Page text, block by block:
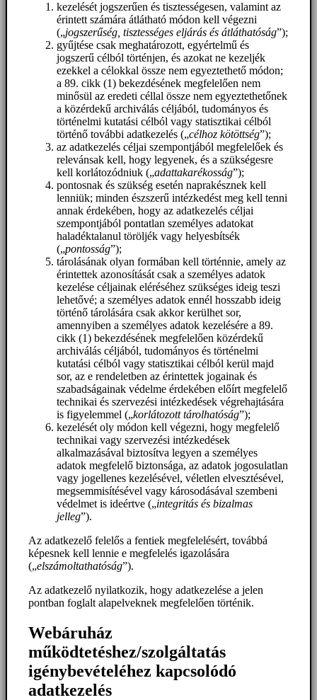
kezelését jogszerűen és tisztességesen, valamint az
érintett számára átlátható módon kell végezni
(„jogszerűség, tisztességes eljárás és átláthatóság”);
gyűjtése csak meghatározott, egyértelmű és
jogszerű célból történjen, és azokat ne kezeljék
ezekkel a célokkal össze nem egyeztethető módon;
a 89. cikk (1) bekezdésének megfelelően nem
minősül az eredeti céllal össze nem egyeztethetőnek
a közérdekű archiválás céljából, tudományos és
történelmi kutatási célból vagy statisztikai célból
történő további adatkezelés („célhoz kötöttség”);
az adatkezelés céljai szempontjából megfelelőek és
relevánsak kell, hogy legyenek, és a szükségesre
kell korlátozódniuk („adattakarékosság”);
pontosnak és szükség esetén naprakésznek kell
lenniük; minden észszerű intézkedést meg kell tenni
annak érdekében, hogy az adatkezelés céljai
szempontjából pontatlan személyes adatokat
haladéktalanul töröljék vagy helyesbítsék
(„pontosság”);
tárolásának olyan formában kell történnie, amely az
érintettek azonosítását csak a személyes adatok
kezelése céljainak eléréséhez szükséges ideig teszi
lehetővé; a személyes adatok ennél hosszabb ideig
történő tárolására csak akkor kerülhet sor,
amennyiben a személyes adatok kezelésére a 89.
cikk (1) bekezdésének megfelelően közérdekű
archiválás céljából, tudományos és történelmi
kutatási célból vagy statisztikai célból kerül majd
sor, az e rendeletben az érintettek jogainak és
szabadságainak védelme érdekében előírt megfelelő
technikai és szervezési intézkedések végrehajtására
is figyelemmel („korlátozott tárolhatóság”);
kezelését oly módon kell végezni, hogy megfelelő
technikai vagy szervezési intézkedések
alkalmazásával biztosítva legyen a személyes
adatok megfelelő biztonsága, az adatok jogosulatlan
vagy jogellenes kezelésével, véletlen elvesztésével,
megsemmisítésével vagy károsodásával szembeni
védelmet is ideértve („integritás és bizalmas
jelleg”).
Az adatkezelő felelős a fentiek megfelelésért, továbbá
képesnek kell lennie e megfelelés igazolására
(„elszámoltathatóság”).
Az adatkezelő nyilatkozik, hogy adatkezelése a jelen
pontban foglalt alapelveknek megfelelően történik.
Webáruház
működtetéshez/szolgáltatás
igénybevételéhez kapcsolódó
adatkezelés